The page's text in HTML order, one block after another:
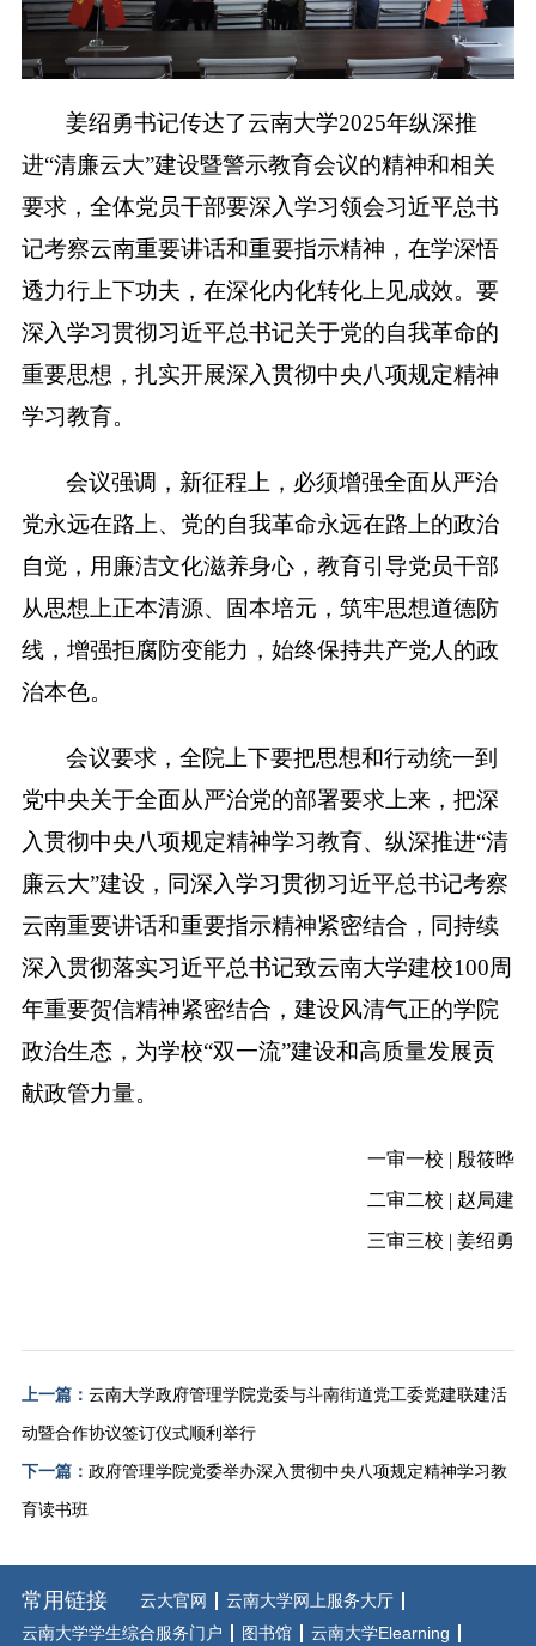
姜绍勇书记传达了云南大学2025年纵深推
进“清廉云大”建设暨警示教育会议的精神和相关
要求，全体党员干部要深入学习领会习近平总书
记考察云南重要讲话和重要指示精神，在学深悟
透力行上下功夫，在深化内化转化上见成效。要
深入学习贯彻习近平总书记关于党的自我革命的
重要思想，扎实开展深入贯彻中央八项规定精神
学习教育。
会议强调，新征程上，必须增强全面从严治
党永远在路上、党的自我革命永远在路上的政治
自觉，用廉洁文化滋养身心，教育引导党员干部
从思想上正本清源、固本培元，筑牢思想道德防
线，增强拒腐防变能力，始终保持共产党人的政
治本色。
会议要求，全院上下要把思想和行动统一到
党中央关于全面从严治党的部署要求上来，把深
入贯彻中央八项规定精神学习教育、纵深推进“清
廉云大”建设，同深入学习贯彻习近平总书记考察
云南重要讲话和重要指示精神紧密结合，同持续
深入贯彻落实习近平总书记致云南大学建校100周
年重要贺信精神紧密结合，建设风清气正的学院
政治生态，为学校“双一流”建设和高质量发展贡
献政管力量。
一审一校 | 殷筱晔
二审二校 | 赵局建
三审三校 | 姜绍勇
上一篇： 云南大学政府管理学院党委与斗南街道党工委党建联建活
动暨合作协议签订仪式顺利举行
下一篇： 政府管理学院党委举办深入贯彻中央八项规定精神学习教
育读书班
常用链接 云大官网
云南大学网上服务大厅
云南大学学生综合服务门户
图书馆 云南大学Elearning